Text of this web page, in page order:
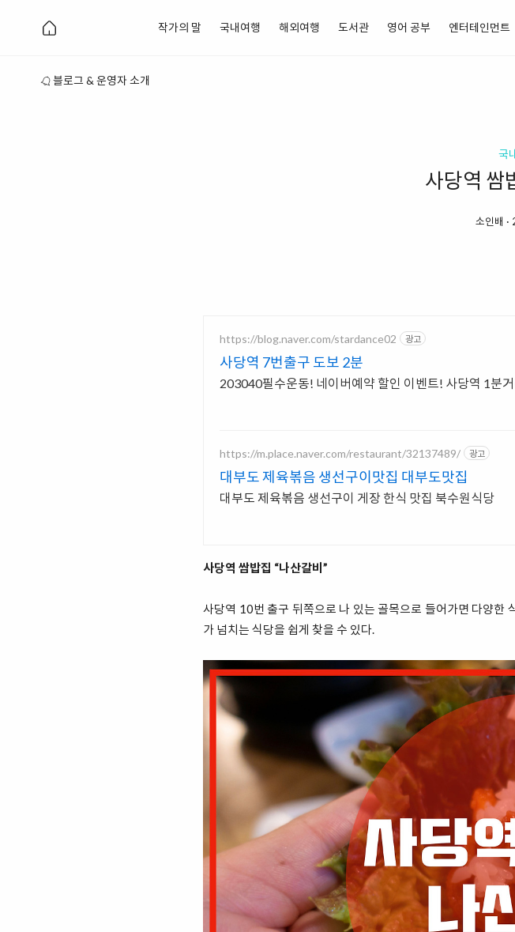
작가의 말 국내여행 해외여행 도서관 영어 공부 엔터테인먼트
블로그 & 운영자 소개
국
사당역 쌈
소인배 ·
https://blog.naver.com/stardance02 광고
사당역 7번출구 도보 2분
203040필수운동! 네이버예약 할인 이벤트! 사당역 1분
https://m.place.naver.com/restaurant/32137489/ 광고
대부도 제육볶음 생선구이맛집 대부도맛집
대부도 제육볶음 생선구이 게장 한식 맛집 북수원식당
사당역 쌈밥집 “나산갈비”
사당역 10번 출구 뒤쪽으로 나 있는 골목으로 들어가면 다양한
가 넘치는 식당을 쉽게 찾을 수 있다.